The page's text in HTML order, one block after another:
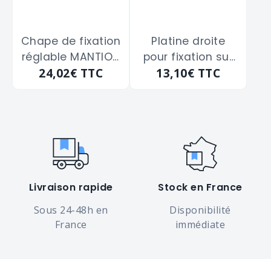
Chape de fixation
réglable MANTION
"0061" de 50 à 65
24,02€ TTC
Platine droite
pour fixation sur
chant MANTION
13,10€ TTC
Livraison rapide
Sous 24-48h en
France
Stock en France
Disponibilité
immédiate